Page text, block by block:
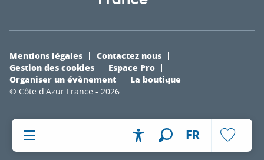
AccessibilitéVoir les
Recherche
FR
© Côte d'Azur France - 2026
Mentions légales
Contactez nous
Gestion des cookies
Espace Pro
Organiser un évènement
La boutique